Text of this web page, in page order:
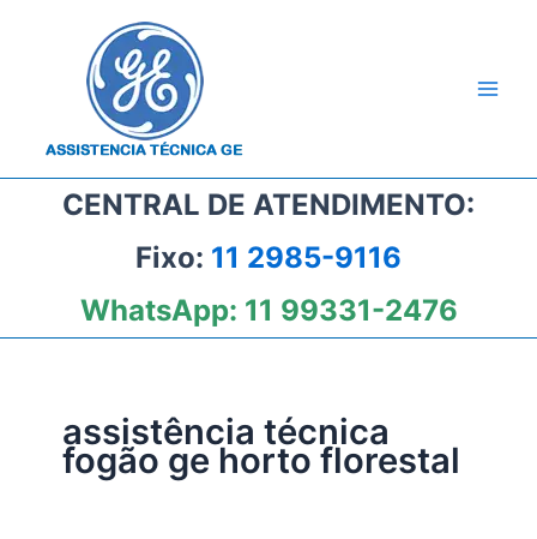
CENTRAL DE ATENDIMENTO:
Fixo: 11 2985-9116
WhatsApp: 11 99331-2476
assistência técnica
fogão ge horto florestal